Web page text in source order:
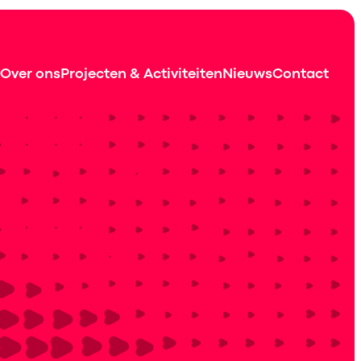
Over ons Projecten & Activiteiten NieuwsContact